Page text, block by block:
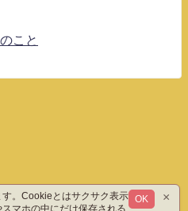
こと
。Cookieとはサクサク表示
マホの中にだけ保存される
OK ×